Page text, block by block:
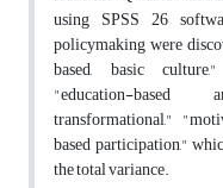
using SPSS 26
policymaking were
based, basic
"education-based
transformational,"
based participation,"
the total variance.